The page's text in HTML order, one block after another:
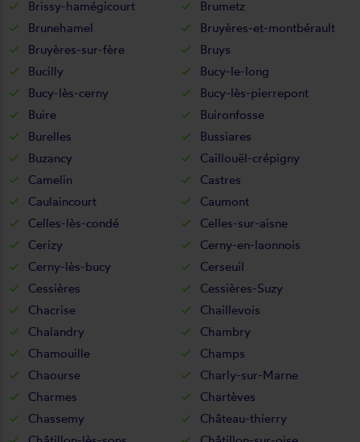
Brissy-hamégicourt
Brumetz
Brunehamel
Bruyères-et-montbérault
Bruyères-sur-fère
Bruys
Bucilly
Bucy-le-long
Bucy-lès-cerny
Bucy-lès-pierrepont
Buire
Buironfosse
Burelles
Bussiares
Buzancy
Caillouël-crépigny
Camelin
Castres
Caulaincourt
Caumont
Celles-lès-condé
Celles-sur-aisne
Cerizy
Cerny-en-laonnois
Cerny-lès-bucy
Cerseuil
Cessières
Cessières-Suzy
Chacrise
Chaillevois
Chalandry
Chambry
Chamouille
Champs
Chaourse
Charly-sur-Marne
Charmes
Chartèves
Chassemy
Château-thierry